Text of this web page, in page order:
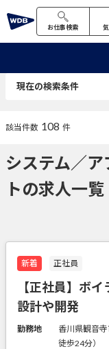
お仕事検索
現在の検索条件
該当件数 108 件
システム／
トの求人一覧
新着 正社員
【正社員】ボ
設計や開発
勤務地
香川県観音
徒歩24分）